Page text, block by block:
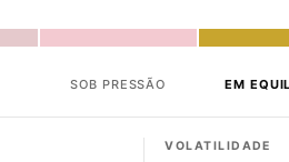
SOB PRESSÃO EM
VOLATILIDADE